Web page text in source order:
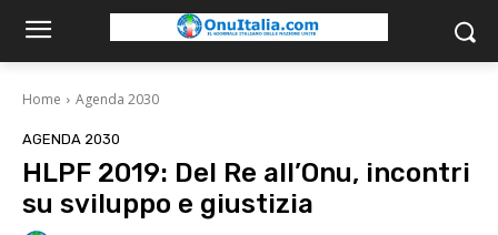
Home Agenda 2030
AGENDA 2030
HLPF 2019: Del Re all’Onu, incontri
su sviluppo e giustizia